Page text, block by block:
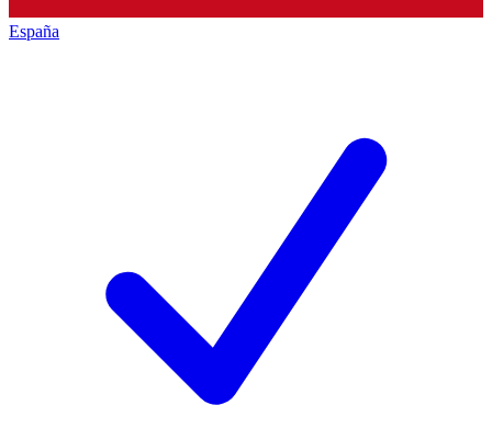
España